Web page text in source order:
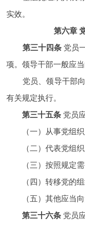
实效。
第六章
第三十四条党员
项。领导干部一般应
党员、领导干部向
有关规定执行。
第三十五条 党员
（一）从事党组织
（二）代表党组织
（三）按照规定需
（四）转移党的组
（五）其他应当向
第三十六条 党员